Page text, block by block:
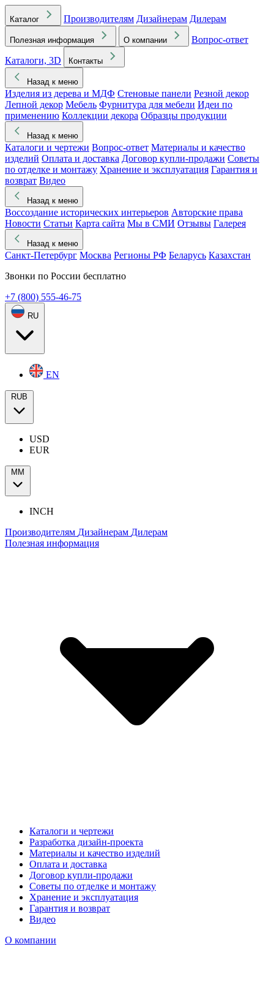
Каталог Производителям Дизайнерам Дилерам
Полезная информация О компании
Вопрос-ответ
Каталоги, 3D
Контакты
Назад к меню
Изделия из дерева и МДФ Стеновые панели Резной декор
Лепной декор Мебель Фурнитура для мебели Идеи по
применению Коллекции декора Образцы продукции
Назад к меню
Каталоги и чертежи Вопрос-ответ Материалы и качество
изделий Оплата и доставка Договор купли-продажи Советы
по отделке и монтажу Хранение и эксплуатация Гарантия и
возврат Видео
Назад к меню
Воссоздание исторических интерьеров Авторские права
Новости Статьи Карта сайта Мы в СМИ Отзывы Галерея
Назад к меню
Санкт-Петербург Москва Регионы РФ Беларусь Казахстан
Звонки по России бесплатно
+7 (800) 555-46-75
RU
EN
RUB
USD
EUR
ММ
INCH
Производителям Дизайнерам Дилерам
Полезная информация
Каталоги и чертежи
Разработка дизайн-проекта
Материалы и качество изделий
Оплата и доставка
Договор купли-продажи
Советы по отделке и монтажу
Хранение и эксплуатация
Гарантия и возврат
Видео
О компании